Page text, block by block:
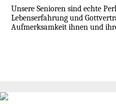
Unsere Senioren sind echte
Lebenserfahrung und
Aufmerksamkeit ihnen und